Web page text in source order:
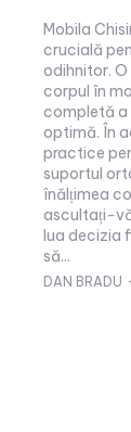
Mobila Chisinau Alegerea saltelei
crucială
odihnitor.
corpul în
completă a
optimă. În
practice
suportul
înălțimea
ascultați-
lua decizia finală. În primul rând,
să...
DAN BRADU